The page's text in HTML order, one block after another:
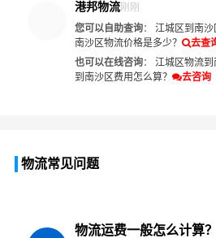
港邦物流刚刚
您可以自助查询： 江城区到南沙
南沙区物流价格是多少？
去查
也可以在线咨询： 江城区物流到
到南沙区费用怎么算？
去咨询
物流常见问题
物流运费一般怎么计算？